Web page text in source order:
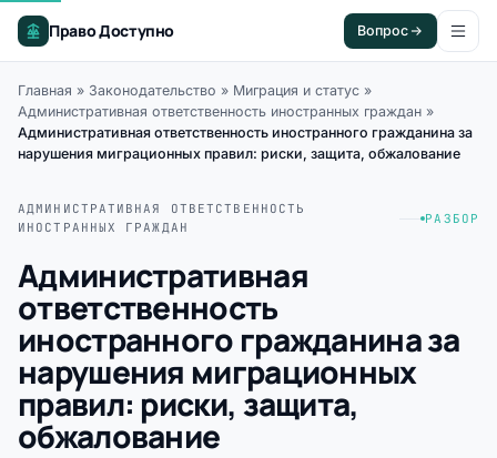
Право Доступно Вопрос
Главная » Законодательство » Миграция и статус »
Административная ответственность иностранных граждан »
Административная ответственность иностранного гражданина за
нарушения миграционных правил: риски, защита, обжалование
АДМИНИСТРАТИВНАЯ ОТВЕТСТВЕННОСТЬ
ИНОСТРАННЫХ ГРАЖДАН
РАЗБОР
Административная
ответственность
иностранного гражданина за
нарушения миграционных
правил: риски, защита,
обжалование